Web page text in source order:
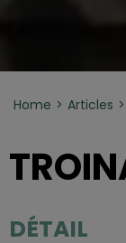
Home Articles
DÉTAIL